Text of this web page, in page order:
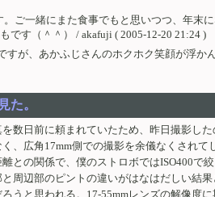
ご一緒にまた食事でもと思いつつ、年末
です（＾＾） / akafuji ( 2005-12-20 21:24 )
すが、あかふじさんのホクホク笑顔が浮
た。
数日前に頼まれていたため、昨日撮影し
、広角17mm側での撮影を余儀なくされ
との関係で、僕のストロボではISO400
周辺部のピントの違いがはなはだしい結
うと思われる。17-55mmレンズの解像度